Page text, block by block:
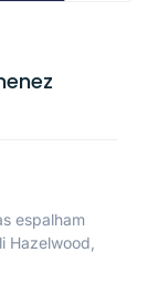
espalham
Hazelwood